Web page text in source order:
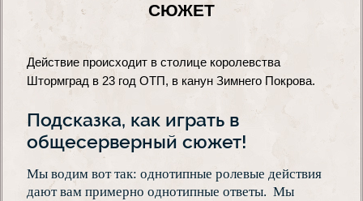
СЮЖЕТ
Действие происходит в столице королевства
Штормград в 23 год ОТП, в канун Зимнего Покрова.
Подсказка, как играть в
общесерверный сюжет!
Мы водим вот так: однотипные ролевые действия
дают вам примерно однотипные ответы. Мы